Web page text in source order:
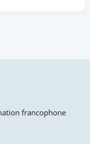
francophone